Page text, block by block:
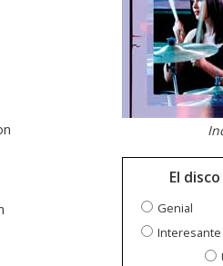
El
Genial
Interesante